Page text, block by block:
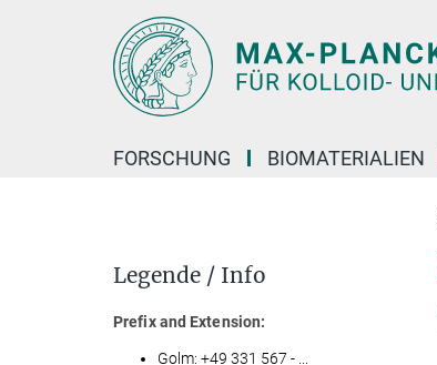
FORSCHUNG BIOMATERIALIEN
Legende / Info
Prefix and Extension:
Golm: +49 331 567 - ...